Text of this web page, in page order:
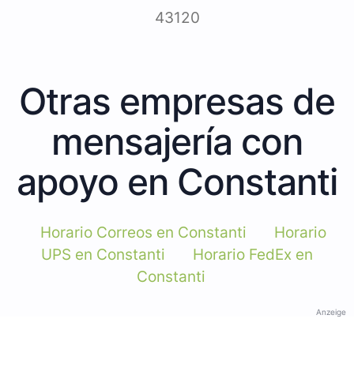
43120
Otras empresas de
mensajería con
apoyo en Constanti
Horario Correos en Constanti
Horario
UPS en Constanti
Horario FedEx en
Constanti
Anzeige